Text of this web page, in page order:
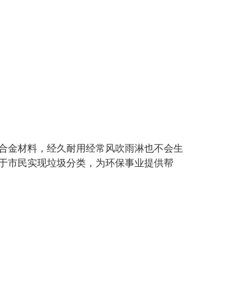
材料，经久耐用经常风吹雨淋也不会生
市民实现垃圾分类，为环保事业提供帮